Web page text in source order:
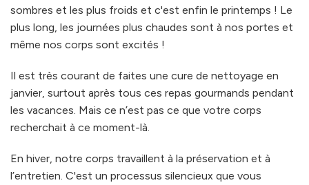
sombres et les plus froids et c'est enfin le printemps ! Le
plus long, les journées plus chaudes sont à nos portes et
même nos corps sont excités !
Il est très courant de faites une cure de nettoyage en
janvier, surtout après tous ces repas gourmands pendant
les vacances. Mais ce n’est pas ce que votre corps
recherchait à ce moment-là.
En hiver, notre corps travaillent à la préservation et à
l’entretien. C'est un processus silencieux que vous